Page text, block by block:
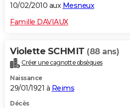
10/02/2010 aux Mesneux
Famille DAVIAUX
Violette SCHMIT (88 ans)
Créer une cagnotte obsèques
Naissance
29/01/1921 à Reims
Décès